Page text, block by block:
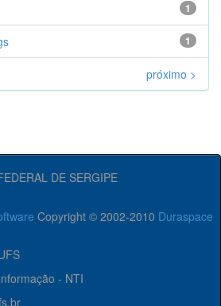
1
1
próximo >
DE SERGIPE
Copyright © 2002-2010 Duraspace
- NTI